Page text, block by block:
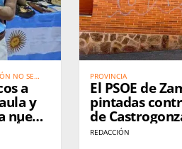
NO SE
a
y
nueva
PROVINCIA
El PSOE de
pintadas
de
de "ataque a
REDACCIÓN